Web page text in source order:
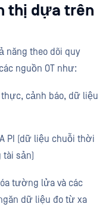
thị dựa trên
năng theo dõi quy
nguồn OT như:
thực, cảnh báo, dữ liệu
PI (dữ liệu chuỗi thời
tài sản)
tường lửa và các
dữ liệu đo từ xa